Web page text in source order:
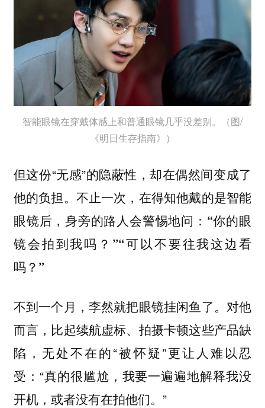
智能眼镜在穿戴体感上和普通眼镜几乎没差别。（图/
《明日生存指南》）
但这份“无感”的隐蔽性，却在偶然间变成了
他的负担。不止一次， 在得知他戴的是智能
眼镜后，身旁的路人会警惕地问：“你的眼
镜会拍到我吗？”“可以不要往我这边看
吗？”
不到一个月，李然就把眼镜挂闲鱼了。对他
而言，比起续航虚标、拍摄卡顿这些产品缺
陷，无处不在的“被怀疑”更让人难以忍
受：“真的很尴尬，我要一遍遍地解释我没
开机，或者没有在拍他们。”